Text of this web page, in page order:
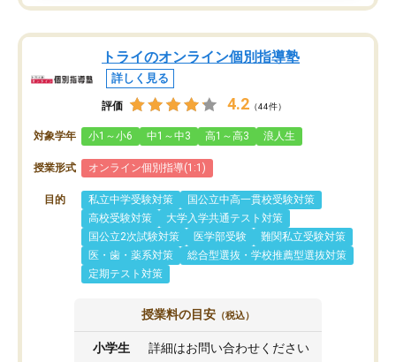
トライのオンライン個別指導塾
詳しく見る
評価 4.2 （44件）
対象学年 小1～小6 中1～中3 高1～高3 浪人生
授業形式 オンライン個別指導(1:1)
目的 私立中学受験対策
国公立中高一貫校受験対策
高校受験対策
大学入学共通テスト対策
国公立2次試験対策
医学部受験
難関私立受験対策
医・歯・薬系対策
総合型選抜・学校推薦型選抜対策
定期テスト対策
授業料の目安 （税込）
小学生 詳細はお問い合わせください